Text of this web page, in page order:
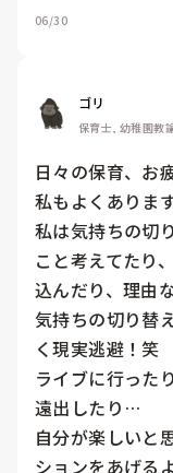
06/30
ゴリ
保育士, 幼稚園教
日々の保育、お
私もよくありま
私は気持ちの切
こと考えてたり
込んだり、理由
気持ちの切り替
く現実逃避！笑
ライブに行った
遠出したり…
自分が楽しいと
ションをあげる